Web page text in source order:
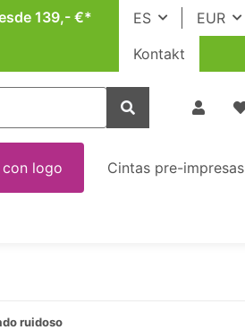
ES EUR
Kontakt
139,- €*
con logo Cintas pre-impresas
ruidoso